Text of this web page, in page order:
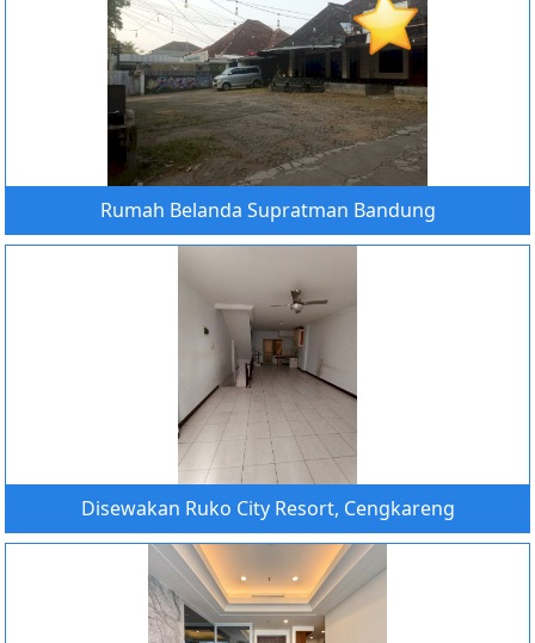
Rumah Belanda Supratman Bandung
Disewakan Ruko City Resort, Cengkareng